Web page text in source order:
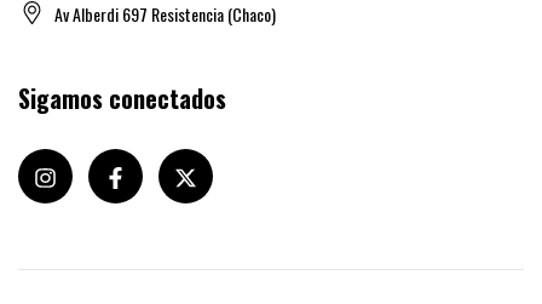
Av Alberdi 697 Resistencia (Chaco)
Sigamos conectados